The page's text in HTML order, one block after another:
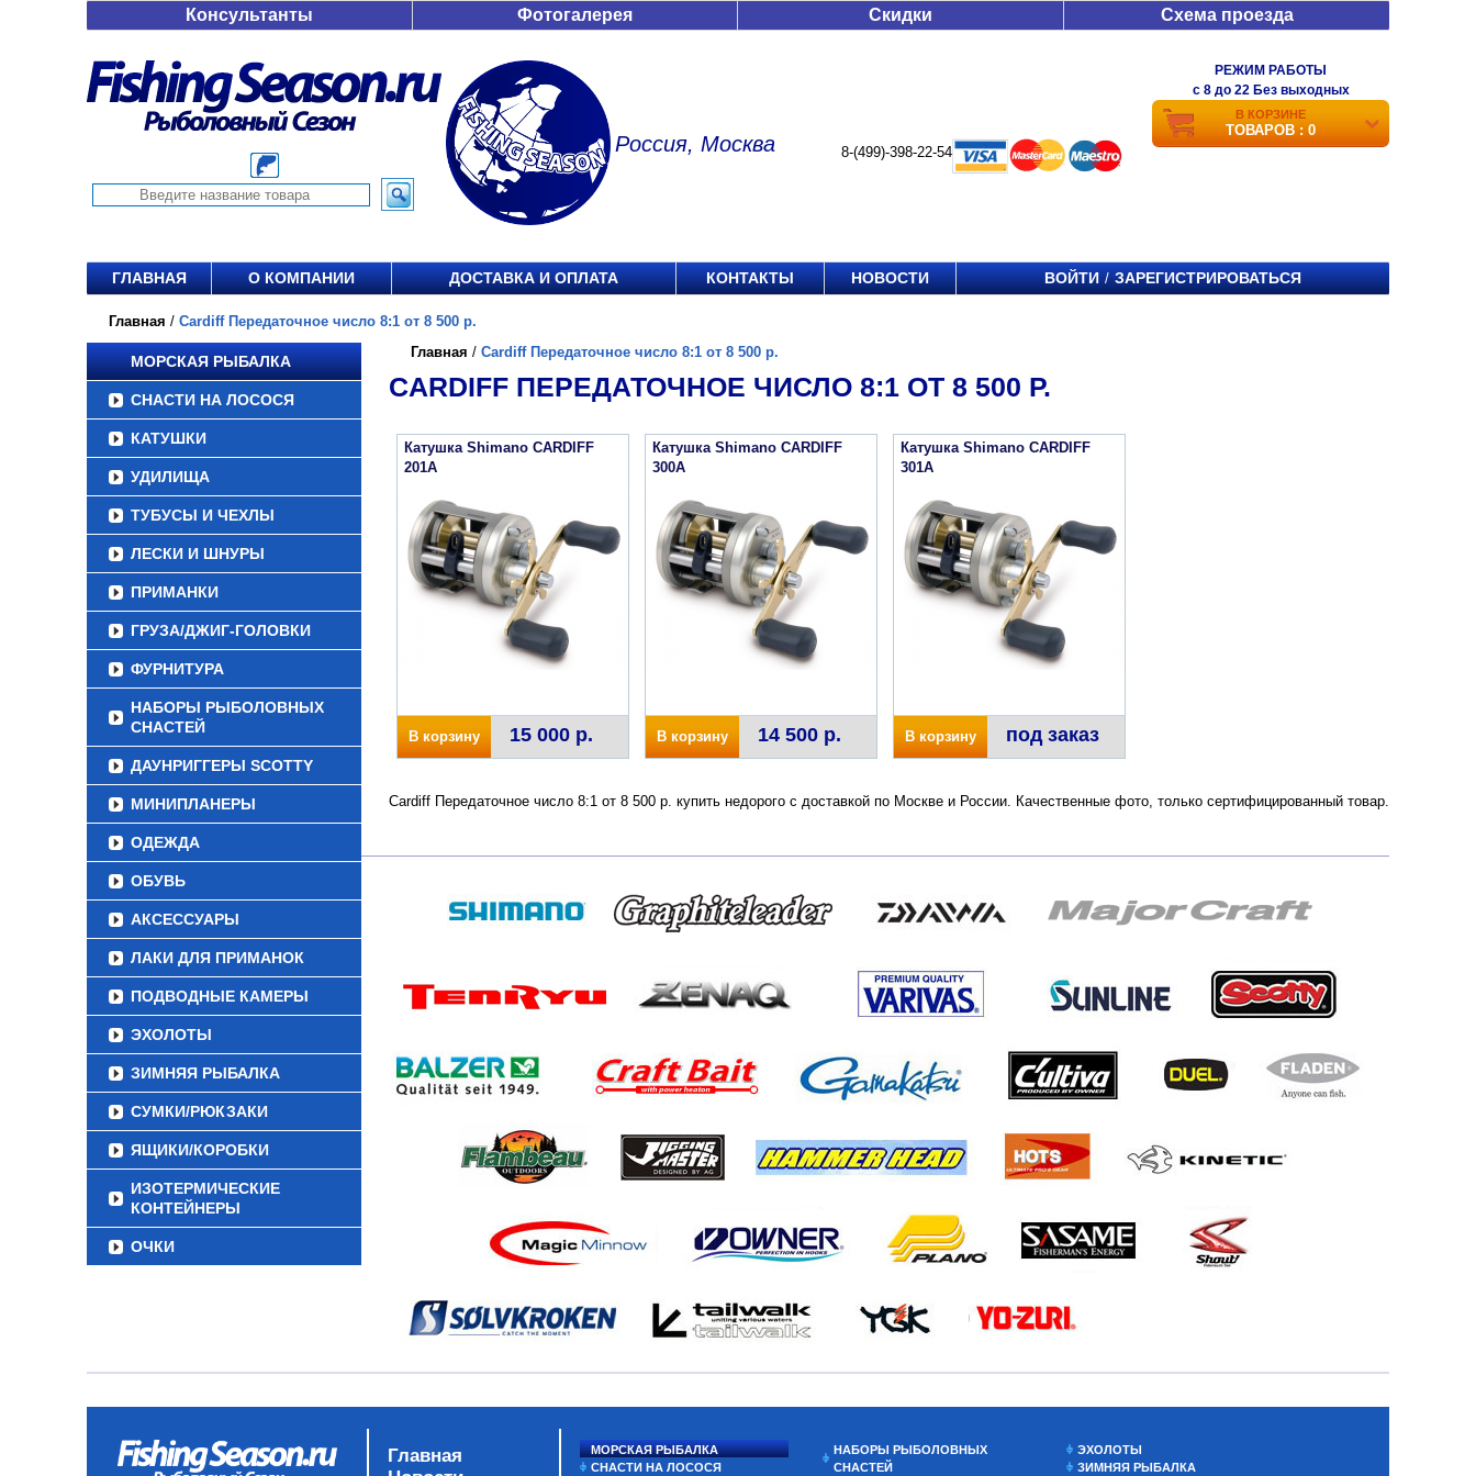
Консультанты Фотогалерея Скидки Схема проезда
Россия, Москва 8-(499)-398-22-54
РЕЖИМ РАБОТЫ
c 8 до 22 Без выходных
В КОРЗИНЕ
ТОВАРОВ : 0
ГЛАВНАЯ О КОМПАНИИ ДОСТАВКА И ОПЛАТА КОНТАКТЫ НОВОСТИ ВОЙТИ / ЗАРЕГИСТРИРОВАТЬСЯ
Главная / Cardiff Передаточное число 8:1 от 8 500 р.
МОРСКАЯ РЫБАЛКА
СНАСТИ НА ЛОСОСЯ
КАТУШКИ
УДИЛИЩА
ТУБУСЫ И ЧЕХЛЫ
ЛЕСКИ И ШНУРЫ
ПРИМАНКИ
ГРУЗА/ДЖИГ-ГОЛОВКИ
ФУРНИТУРА
НАБОРЫ РЫБОЛОВНЫХ
СНАСТЕЙ
ДАУНРИГГЕРЫ SCOTTY
МИНИПЛАНЕРЫ
ОДЕЖДА
ОБУВЬ
АКСЕССУАРЫ
ЛАКИ ДЛЯ ПРИМАНОК
ПОДВОДНЫЕ КАМЕРЫ
ЭХОЛОТЫ
ЗИМНЯЯ РЫБАЛКА
СУМКИ/РЮКЗАКИ
ЯЩИКИ/КОРОБКИ
ИЗОТЕРМИЧЕСКИЕ
КОНТЕЙНЕРЫ
ОЧКИ
Главная / Cardiff Передаточное число 8:1 от 8 500 р.
CARDIFF ПЕРЕДАТОЧНОЕ ЧИСЛО 8:1 ОТ 8 500 Р.
Катушка Shimano CARDIFF
201A
В корзину 15 000 р.
Катушка Shimano CARDIFF
300A
В корзину 14 500 р.
Катушка Shimano CARDIFF
301A
В корзину под заказ
Cardiff Передаточное число 8:1 от 8 500 р. купить недорого с доставкой по Москве и России. Качественные фото, только сертифицированный товар.
Главная
МОРСКАЯ РЫБАЛКА
СНАСТИ НА ЛОСОСЯ
НАБОРЫ РЫБОЛОВНЫХ
СНАСТЕЙ
ЭХОЛОТЫ
ЗИМНЯЯ РЫБАЛКА